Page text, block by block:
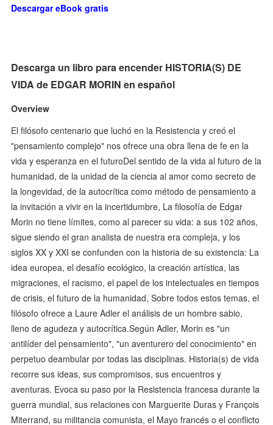
Descargar eBook gratis
Descarga un libro para encender HISTORIA(S) DE
VIDA de EDGAR MORIN en español
Overview
El filósofo centenario que luchó en la Resistencia y creó el
"pensamiento complejo" nos ofrece una obra llena de fe en la
vida y esperanza en el futuroDel sentido de la vida al futuro de la
humanidad, de la unidad de la ciencia al amor como secreto de
la longevidad, de la autocrítica como método de pensamiento a
la invitación a vivir en la incertidumbre, La filosofía de Edgar
Morin no tiene límites, como al parecer su vida: a sus 102 años,
sigue siendo el gran analista de nuestra era compleja, y los
siglos XX y XXI se confunden con la historia de su existencia: La
idea europea, el desafío ecológico, la creación artística, las
migraciones, el racismo, el papel de los intelectuales en tiempos
de crisis, el futuro de la humanidad, Sobre todos estos temas, el
filósofo ofrece a Laure Adler el análisis de un hombre sabio,
lleno de agudeza y autocrítica.Según Adler, Morin es "un
antilíder del pensamiento", "un aventurero del conocimiento" en
perpetuo deambular por todas las disciplinas. Historia(s) de vida
recorre sus ideas, sus compromisos, sus encuentros y
aventuras. Evoca su paso por la Resistencia francesa durante la
guerra mundial, sus relaciones con Marguerite Duras y François
Miterrand, su militancia comunista, el Mayo francés o el conflicto